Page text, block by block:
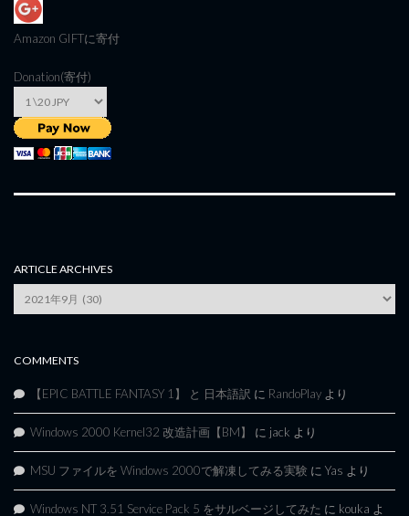
Amazon GIFTに寄付
Donation(寄付)
ARTICLE ARCHIVES
Archives
COMMENTS
【EPIC BATTLE FANTASY 1】 と 日本語訳 に RandoPlay より
Windows 2000 Kernel32 改造計画【BM】 に jack より
MSU ファイルを Windows 2000で解凍してみる実験 に Yas より
Windows NT 3.51 Service Pack 5 をサルベージしてみた に kouka よ